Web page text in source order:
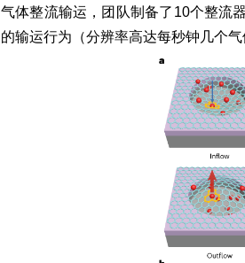
气体整流输运，团队制备了10个整流
的输运行为（分辨率高达每秒钟几个